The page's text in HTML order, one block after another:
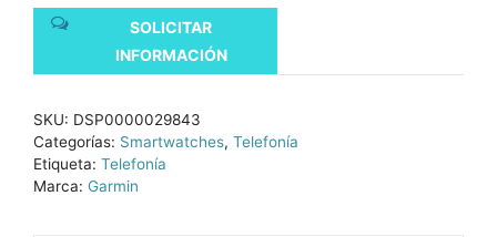
SOLICITAR
INFORMACIÓN
SKU: DSP0000029843
Categorías: Smartwatches, Telefonía
Etiqueta: Telefonía
Marca: Garmin